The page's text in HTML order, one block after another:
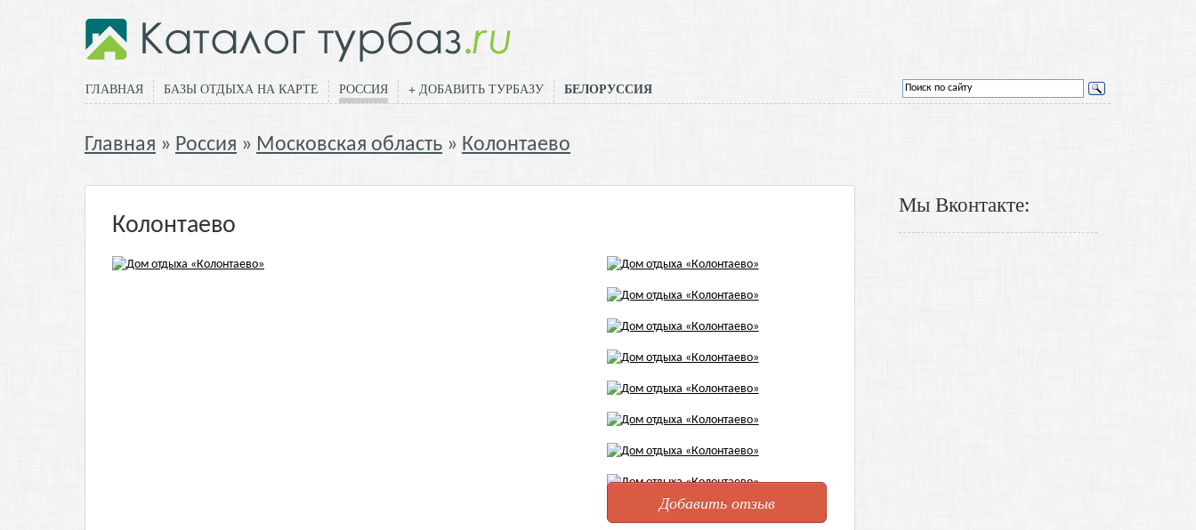
ГЛАВНАЯ БАЗЫ ОТДЫХА НА КАРТЕ РОССИЯ + ДОБАВИТЬ ТУРБАЗУ БЕЛОРУССИЯ
Главная Россия Московская область Колонтаево
Колонтаево
Добавить отзыв
Мы Вконтакте: